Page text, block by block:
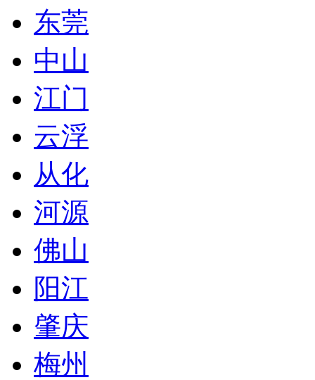
东莞
中山
江门
云浮
从化
河源
佛山
阳江
肇庆
梅州